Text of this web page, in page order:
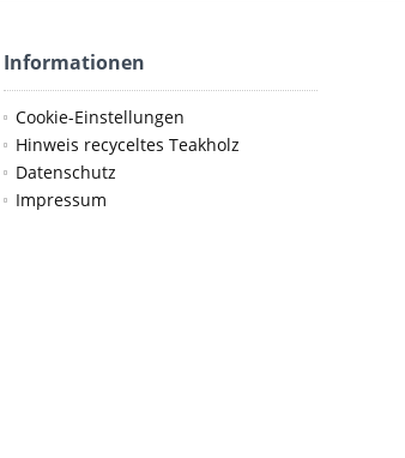
Informationen
Cookie-Einstellungen
Hinweis recyceltes Teakholz
Datenschutz
Impressum